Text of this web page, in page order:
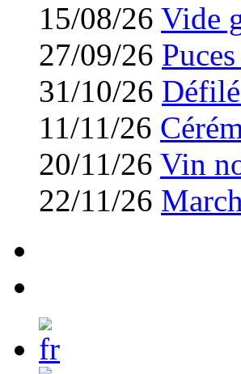
15/08/26 Vide
27/09/26
31/10/26
11/11/26
20/11/26 Vin
22/11/26